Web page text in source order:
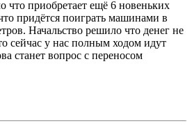
что приобретает ещё 6 новеньких
придётся поиграть машинами в
Начальство решило что денег не
сейчас у нас полным ходом идут
станет вопрос с переносом